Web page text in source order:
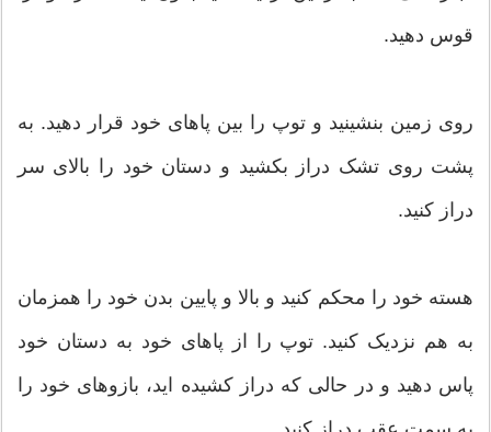
قوس دهید.
روی زمین بنشینید و توپ را بین پاهای خود قرار دهید. به
پشت روی تشک دراز بکشید و دستان خود را بالای سر
دراز کنید.
هسته خود را محکم کنید و بالا و پایین بدن خود را همزمان
به هم نزدیک کنید. توپ را از پاهای خود به دستان خود
پاس دهید و در حالی که دراز کشیده اید، بازوهای خود را